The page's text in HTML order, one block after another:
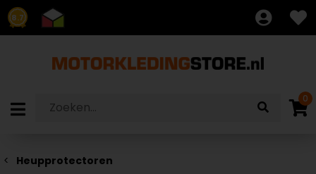
8.7
0
Heupprotectoren